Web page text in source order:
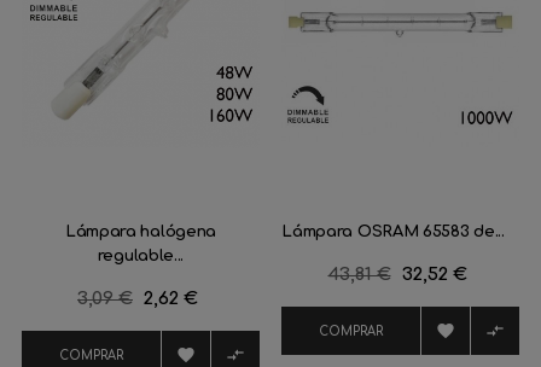
Lámpara halógena
regulable...
Precio
3,09 € Precio
2,62 €
COMPRAR  
Lámpara OSRAM 65583 de...
Precio
43,81 € Precio
32,52 €
COMPRAR  